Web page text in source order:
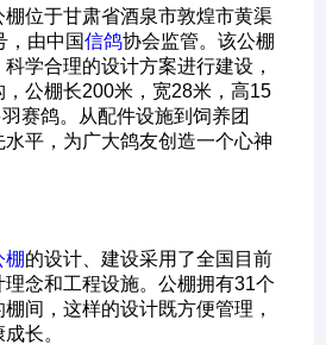
棚位于甘肃省酒泉市敦煌市黄渠
，由中国信鸽协会监管。该公棚
学合理的设计方案进行建设，
公棚长200米，宽28米，高15
赛鸽。从配件设施到饲养团
平，为广大鸽友创造一个心神
棚的设计、建设采用了全国目前
念和工程设施。公棚拥有31个
间，这样的设计既方便管理，
长。